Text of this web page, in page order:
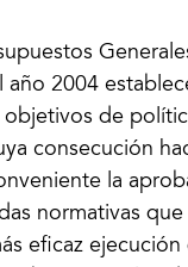
año 2004
de
consecución
la
normativas
eficaz ejecución